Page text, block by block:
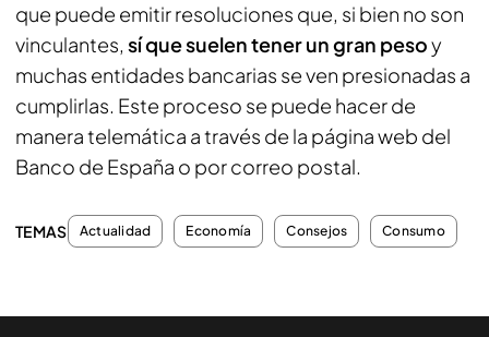
que puede emitir resoluciones que, si bien no son
vinculantes, sí que suelen tener un gran pesoy
muchas entidades bancarias se ven presionadas a
cumplirlas. Este proceso se puede hacer de
manera telemática a través de la página web del
Banco de España o por correo postal.
TEMAS Actualidad Economía Consejos Consumo